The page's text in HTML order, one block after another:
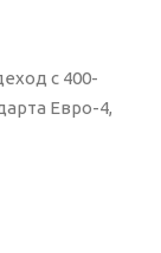
с 400-
Евро-4,